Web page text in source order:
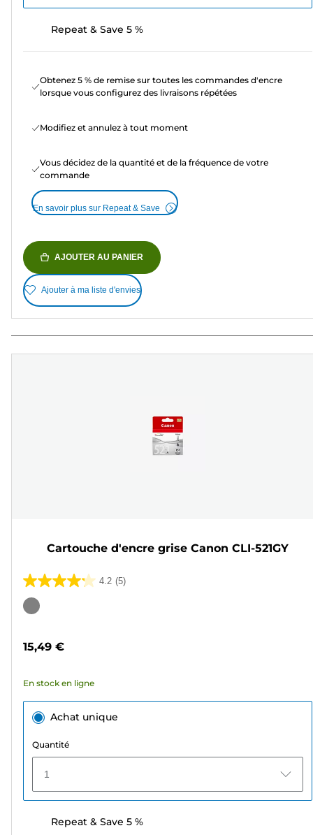
Repeat & Save 5 %
Obtenez 5 % de remise sur toutes les commandes d'encre
lorsque vous configurez des livraisons répétées
Modifiez et annulez à tout moment
Vous décidez de la quantité et de la fréquence de votre
commande
En savoir plus sur Repeat & Save
AJOUTER AU PANIER
Ajouter à ma liste d'envies
Cartouche d'encre grise Canon CLI-521GY
4.2 (5)
4.2
sur
Cartouche
15,49 €
En stock en ligne
Achat unique
Quantité
1
Repeat & Save 5 %